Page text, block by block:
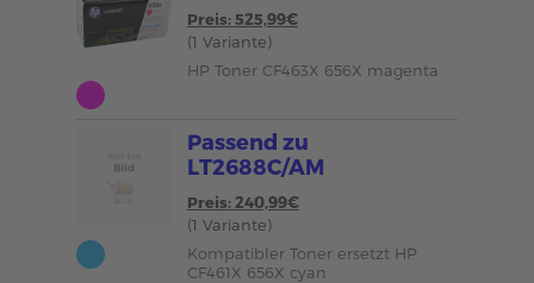
Preis: 525,99€
(1 Variante)
HP Toner CF463X 656X magenta
Passend zu
LT2688C/AM
Preis: 240,99€
(1 Variante)
Kompatibler Toner ersetzt HP
CF461X 656X cyan